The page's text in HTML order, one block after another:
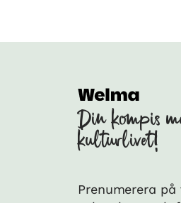
Din kompis
kulturlivet!
Prenumerera på